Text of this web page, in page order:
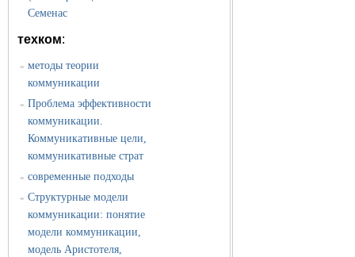
Семенас
техком:
» методы теории
коммуникации
» Проблема эффективности
коммуникации.
Коммуникативные цели,
коммуникативные страт
» современные подходы
» Структурные модели
коммуникации: понятие
модели коммуникации,
модель Аристотеля,